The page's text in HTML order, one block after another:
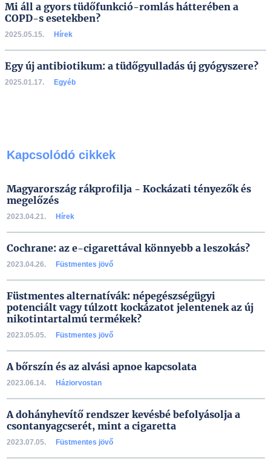
Mi áll a gyors tüdőfunkció-romlás hátterében a
COPD-s esetekben?
2025.05.15. Hírek
Egy új antibiotikum: a tüdőgyulladás új gyógyszere?
2025.01.17. Egyéb
Kapcsolódó cikkek
Magyarország rákprofilja - Kockázati tényezők és
megelőzés
2023.04.21. Hírek
Cochrane: az e-cigarettával könnyebb a leszokás?
2023.04.26. Füstmentes jövő
Füstmentes alternatívák: népegészségügyi
potenciált vagy túlzott kockázatot jelentenek az új
nikotintartalmú termékek?
2023.05.05. Füstmentes jövő
A bőrszín és az alvási apnoe kapcsolata
2023.06.14. Háziorvostan
A dohányhevítő rendszer kevésbé befolyásolja a
csontanyagcserét, mint a cigaretta
2023.07.05. Füstmentes jövő